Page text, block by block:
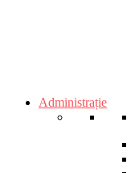
Administrație